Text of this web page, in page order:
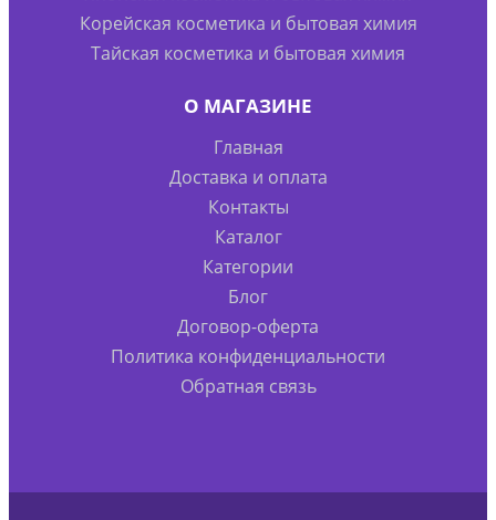
Корейская косметика и бытовая химия
Тайская косметика и бытовая химия
О МАГАЗИНЕ
Главная
Доставка и оплата
Контакты
Каталог
Категории
Блог
Договор-оферта
Политика конфиденциальности
Обратная связь